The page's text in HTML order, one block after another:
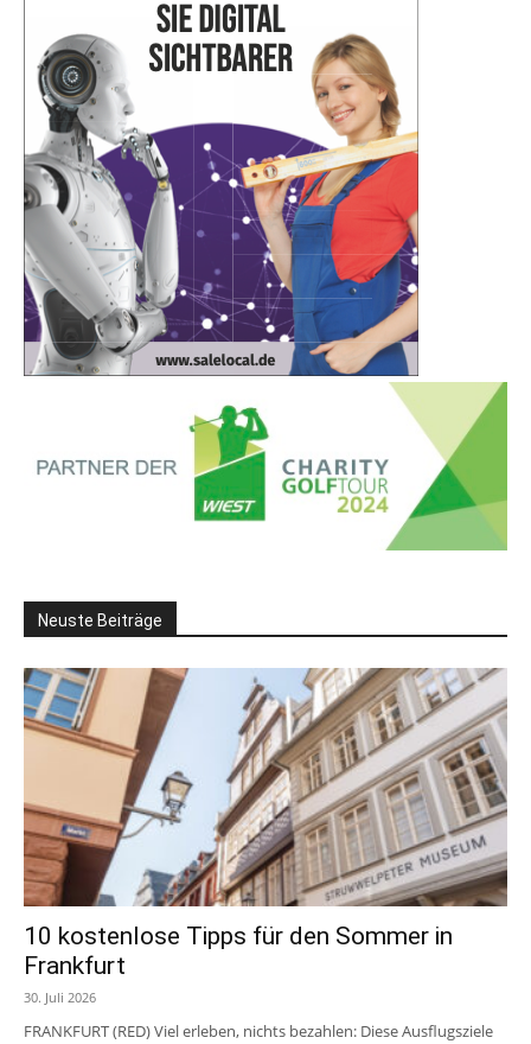
Neuste Beiträge
10 kostenlose Tipps für den Sommer in
Frankfurt
30. Juli 2026
FRANKFURT (RED) Viel erleben, nichts bezahlen: Diese Ausflugsziele